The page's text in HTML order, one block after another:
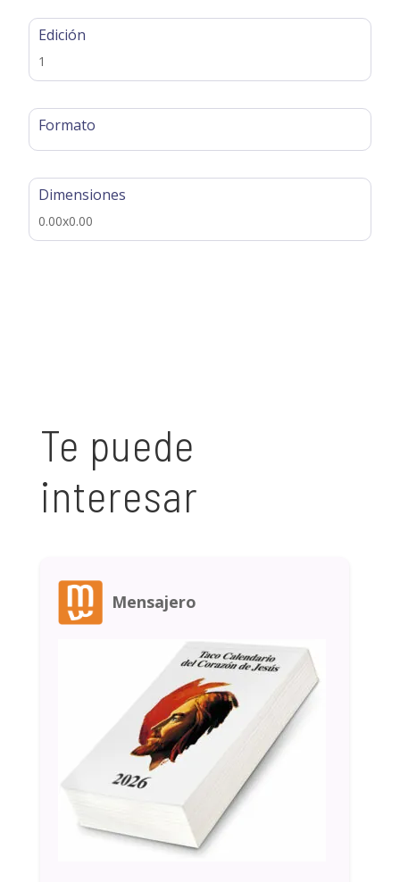
Edición
1
Formato
Dimensiones
0.00x0.00
Te puede
interesar
Mensajero